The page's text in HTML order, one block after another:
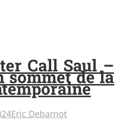
Call Saul –
sommet de la
Eric Debarnot